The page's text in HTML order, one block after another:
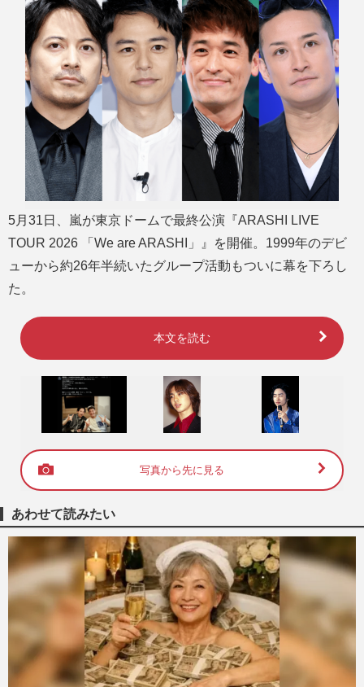
u
e
5月31日、嵐が東京ドームで最終公演『ARASHI LIVE
TOUR 2026 「We are ARASHI」』を開催。1999年のデビ
ューから約26年半続いたグループ活動もついに幕を下ろし
た。
本文を読む
写真から先に見る
あわせて読みたい